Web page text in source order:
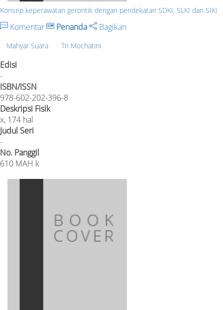
Konsep keperawatan gerontik dengan pendekatan SDKI, SLKI dan SIKI
Komentar Penanda Bagikan
Mahyar Suara Tri Mochatini
Edisi
-
ISBN/ISSN
978-602-202-396-8
Deskripsi Fisik
x, 174 hal
Judul Seri
-
No. Panggil
610 MAH k